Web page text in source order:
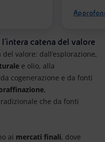
catena del valore
valore: dall’esplorazione,
e olio, alla
da cogenerazione e da fonti
,
che da fonti
ai mercati finali, dove